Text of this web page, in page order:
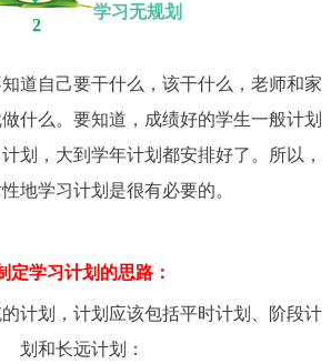
2
学习无规划
道自己要干什么，该干什么，老师和家
什么。要知道，成绩好的学生一般计划
划，大到学年计划都安排好了。所以，
地学习计划是很有必要的。
定学习计划的思路：
计划，计划应该包括平时计划、阶段计
划和长远计划：